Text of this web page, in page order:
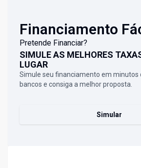
Financiamento
Pretende Financiar?
SIMULE AS MELHORES
LUGAR
Simule seu financiamento em minutos
bancos e consiga a melhor proposta.
Simular